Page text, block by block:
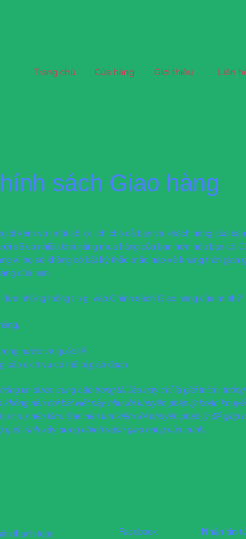
Trang chủ Cửa hàng Giới thiệu Liên
sách Giao hàng
đi kèm với một số lợi ích cho cả bạn và khách hàng của
sẽ có nhiều khả năng mua hàng của bạn hơn nếu bạn có
vì họ sẽ không có bất kỳ thắc mắc nào về khung thời gian
của bạn.
những thông tin gì vào Chính sách Giao hàng của mình?
nước và quốc tế
cấp dịch vụ có thể bị gián đoạn
tin được cung cấp trong tài liệu này chỉ là giải thích,
không nên coi bài viết này như lời khuyên pháp lý hoặc
sự nên làm. Bạn nên tìm kiếm lời khuyên pháp lý để giúp
quá trình xây dựng chính sách giao hàng của mình.
thanh toán Facebook Nhận tin